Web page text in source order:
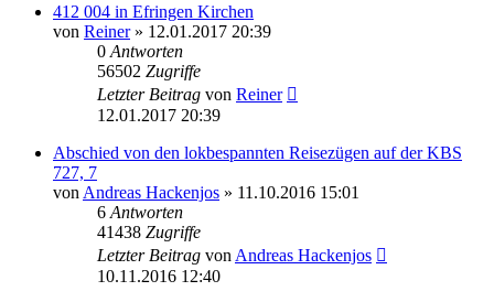
412 004 in Efringen Kirchen
von Reiner» 12.01.2017 20:39
0 Antworten
56502 Zugriffe
Letzter Beitrag von Reiner
12.01.2017 20:39
Abschied von den lokbespannten Reisezügen auf der KBS
727, 7
von Andreas Hackenjos » 11.10.2016 15:01
6 Antworten
41438 Zugriffe
Letzter Beitrag von Andreas Hackenjos
10.11.2016 12:40